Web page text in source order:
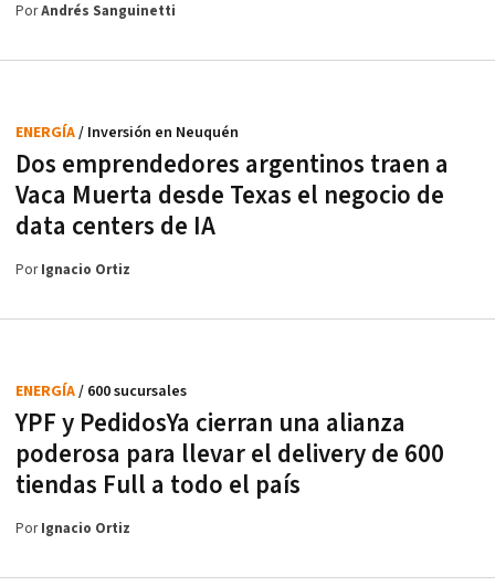
PorAndrés Sanguinetti
Dos emprendedores argentinos traen a
Vaca Muerta desde Texas el negocio de
data centers de IA
ENERGÍA/ Inversión en Neuquén
PorIgnacio Ortiz
YPF y PedidosYa cierran una alianza
poderosa para llevar el delivery de 600
tiendas Full a todo el país
ENERGÍA/ 600 sucursales
PorIgnacio Ortiz